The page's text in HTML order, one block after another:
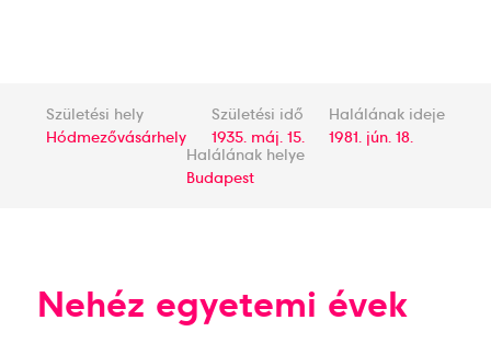
Születési hely
Hódmezővásárhely
Születési idő
1935. máj. 15.
Halálának ideje
1981. jún. 18.
Halálának helye
Budapest
Nehéz egyetemi évek